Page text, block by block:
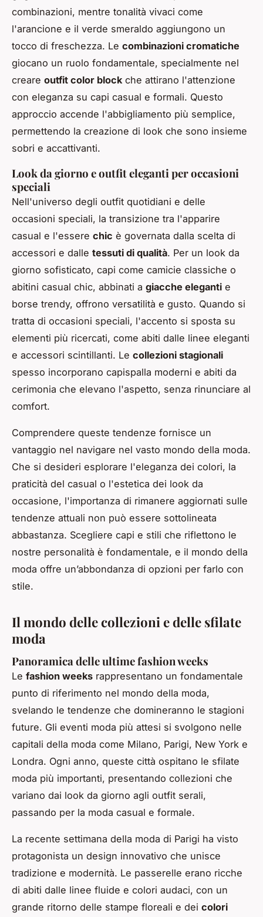
combinazioni, mentre tonalità vivaci come
l'arancione e il verde smeraldo aggiungono un
tocco di freschezza. Le combinazioni cromatiche
giocano un ruolo fondamentale, specialmente nel
creare outfit color block che attirano l'attenzione
con eleganza su capi casual e formali. Questo
approccio accende l'abbigliamento più semplice,
permettendo la creazione di look che sono insieme
sobri e accattivanti.
Look da giorno e outfit eleganti per occasioni
speciali
Nell'universo degli outfit quotidiani e delle
occasioni speciali, la transizione tra l'apparire
casual e l'essere chic è governata dalla scelta di
accessori e dalle tessuti di qualità. Per un look da
giorno sofisticato, capi come camicie classiche o
abitini casual chic, abbinati a giacche eleganti e
borse trendy, offrono versatilità e gusto. Quando si
tratta di occasioni speciali, l'accento si sposta su
elementi più ricercati, come abiti dalle linee eleganti
e accessori scintillanti. Le collezioni stagionali
spesso incorporano capispalla moderni e abiti da
cerimonia che elevano l'aspetto, senza rinunciare al
comfort.
Comprendere queste tendenze fornisce un
vantaggio nel navigare nel vasto mondo della moda.
Che si desideri esplorare l'eleganza dei colori, la
praticità del casual o l'estetica dei look da
occasione, l'importanza di rimanere aggiornati sulle
tendenze attuali non può essere sottolineata
abbastanza. Scegliere capi e stili che riflettono le
nostre personalità è fondamentale, e il mondo della
moda offre un’abbondanza di opzioni per farlo con
stile.
Il mondo delle collezioni e delle sfilate
moda
Panoramica delle ultime fashion weeks
Le fashion weeks rappresentano un fondamentale
punto di riferimento nel mondo della moda,
svelando le tendenze che domineranno le stagioni
future. Gli eventi moda più attesi si svolgono nelle
capitali della moda come Milano, Parigi, New York e
Londra. Ogni anno, queste città ospitano le sfilate
moda più importanti, presentando collezioni che
variano dai look da giorno agli outfit serali,
passando per la moda casual e formale.
La recente settimana della moda di Parigi ha visto
protagonista un design innovativo che unisce
tradizione e modernità. Le passerelle erano ricche
di abiti dalle linee fluide e colori audaci, con un
grande ritorno delle stampe floreali e dei colori